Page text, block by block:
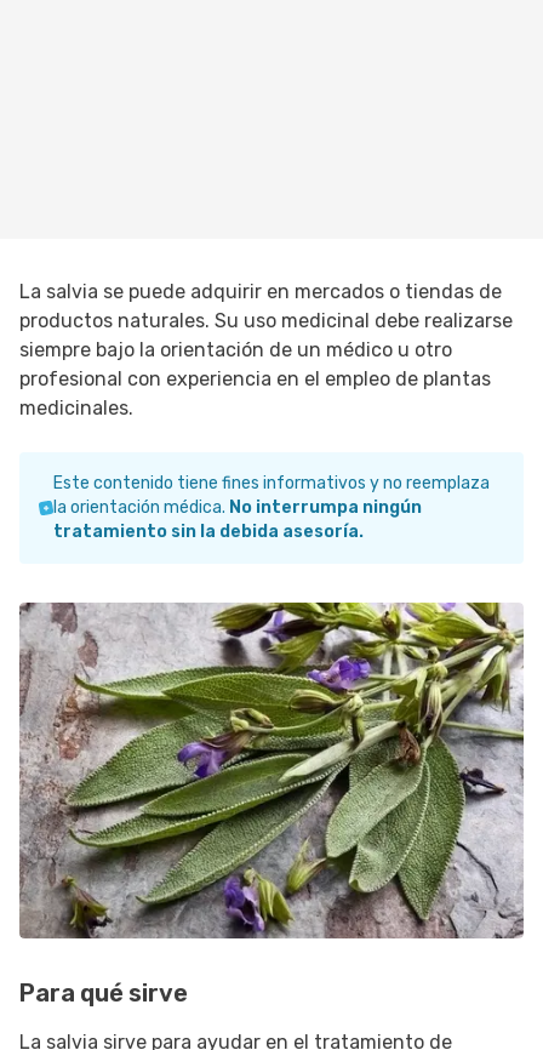
La salvia se puede adquirir en mercados o tiendas de
productos naturales. Su uso medicinal debe realizarse
siempre bajo la orientación de un médico u otro
profesional con experiencia en el empleo de plantas
medicinales.
Este contenido tiene fines informativos y no reemplaza
la orientación médica. No interrumpa ningún
tratamiento sin la debida asesoría.
Para qué sirve
La salvia sirve para ayudar en el tratamiento de